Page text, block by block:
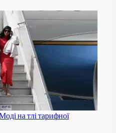
на тлі тарифної